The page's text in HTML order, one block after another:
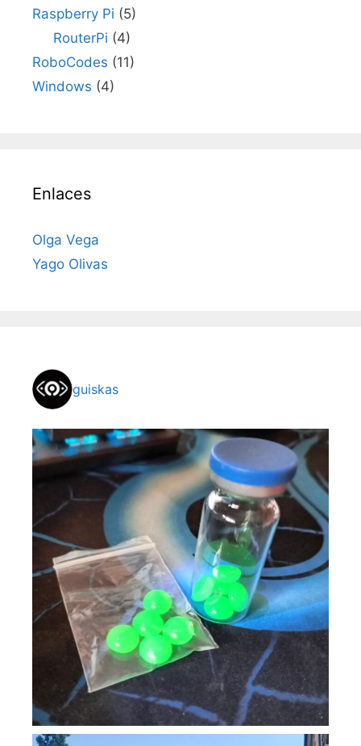
Raspberry Pi (5)
RouterPi (4)
RoboCodes (11)
Windows (4)
Enlaces
Olga Vega
Yago Olivas
guiskas